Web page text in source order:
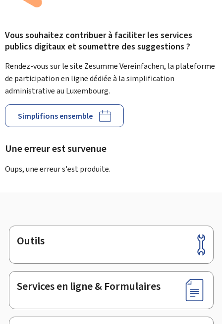
Vous souhaitez contribuer à faciliter les services
publics digitaux et soumettre des suggestions ?
Rendez-vous sur le site Zesumme Vereinfachen, la plateforme
de participation en ligne dédiée à la simplification
administrative au Luxembourg.
Simplifions ensemble
Une erreur est survenue
Oups, une erreur s'est produite.
Pied
de
page
Outils
Services en ligne & Formulaires